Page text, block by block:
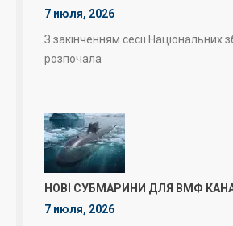
7 июля, 2026
З закінченням сесії Національних
розпочала
НОВІ СУБМАРИНИ ДЛЯ ВМФ
7 июля, 2026